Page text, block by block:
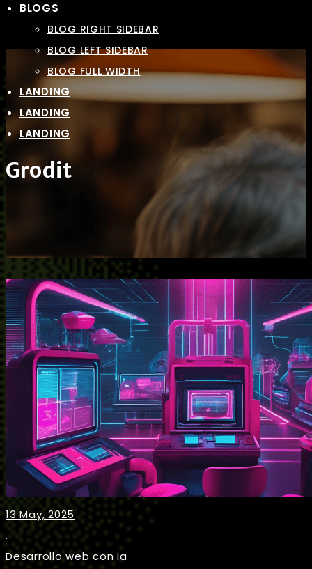
BLOGS
BLOG RIGHT SIDEBAR
BLOG LEFT SIDEBAR
BLOG FULL WIDTH
LANDING
LANDING
LANDING
Grodit
13 May, 2025
.
Desarrollo web con ia